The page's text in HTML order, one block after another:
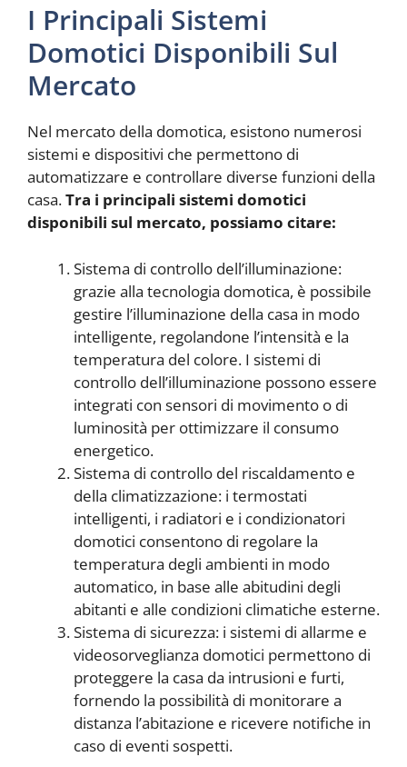
I Principali Sistemi
Domotici Disponibili Sul
Mercato
Nel mercato della domotica, esistono numerosi
sistemi e dispositivi che permettono di
automatizzare e controllare diverse funzioni della
casa.Tra i principali sistemi domotici
disponibili sul mercato, possiamo citare:
Sistema di controllo dell’illuminazione:
grazie alla tecnologia domotica, è possibile
gestire l’illuminazione della casa in modo
intelligente, regolandone l’intensità e la
temperatura del colore. I sistemi di
controllo dell’illuminazione possono essere
integrati con sensori di movimento o di
luminosità per ottimizzare il consumo
energetico.
Sistema di controllo del riscaldamento e
della climatizzazione: i termostati
intelligenti, i radiatori e i condizionatori
domotici consentono di regolare la
temperatura degli ambienti in modo
automatico, in base alle abitudini degli
abitanti e alle condizioni climatiche esterne.
Sistema di sicurezza: i sistemi di allarme e
videosorveglianza domotici permettono di
proteggere la casa da intrusioni e furti,
fornendo la possibilità di monitorare a
distanza l’abitazione e ricevere notifiche in
caso di eventi sospetti.